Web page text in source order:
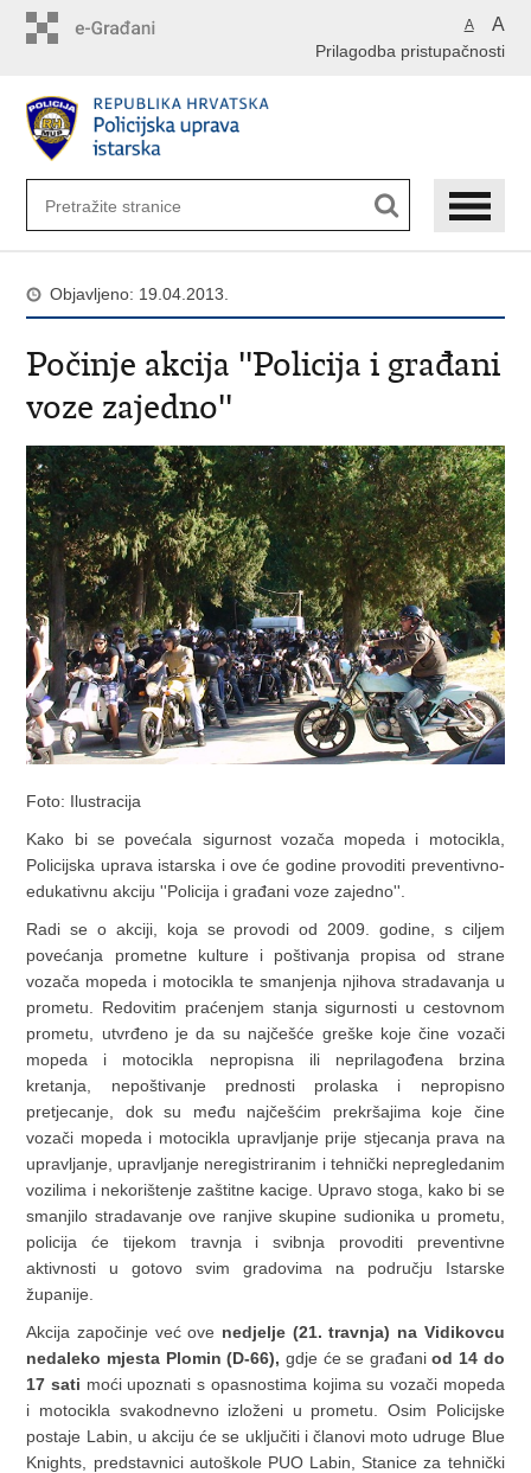
A A
Prilagodba pristupačnosti
Objavljeno: 19.04.2013.
Počinje akcija ''Policija i građani
voze zajedno''
Foto: Ilustracija
Kako bi se povećala sigurnost vozača mopeda i motocikla,
Policijska uprava istarska i ove će godine provoditi preventivno-
edukativnu akciju ''Policija i građani voze zajedno''.
Radi se o akciji, koja se provodi od 2009. godine, s ciljem
povećanja prometne kulture i poštivanja propisa od strane
vozača mopeda i motocikla te smanjenja njihova stradavanja u
prometu. Redovitim praćenjem stanja sigurnosti u cestovnom
prometu, utvrđeno je da su najčešće greške koje čine vozači
mopeda i motocikla nepropisna ili neprilagođena brzina
kretanja, nepoštivanje prednosti prolaska i nepropisno
pretjecanje, dok su među najčešćim prekršajima koje čine
vozači mopeda i motocikla upravljanje prije stjecanja prava na
upravljanje, upravljanje neregistriranim i tehnički nepregledanim
vozilima i nekorištenje zaštitne kacige. Upravo stoga, kako bi se
smanjilo stradavanje ove ranjive skupine sudionika u prometu,
policija će tijekom travnja i svibnja provoditi preventivne
aktivnosti u gotovo svim gradovima na području Istarske
županije.
Akcija započinje već ove nedjelje (21. travnja) na Vidikovcu
nedaleko mjesta Plomin (D-66), gdje će se građaniod 14 do
17 sati moći upoznati s opasnostima kojima su vozači mopeda
i motocikla svakodnevno izloženi u prometu. Osim Policijske
postaje Labin, u akciju će se uključiti i članovi moto udruge Blue
Knights, predstavnici autoškole PUO Labin, Stanice za tehnički